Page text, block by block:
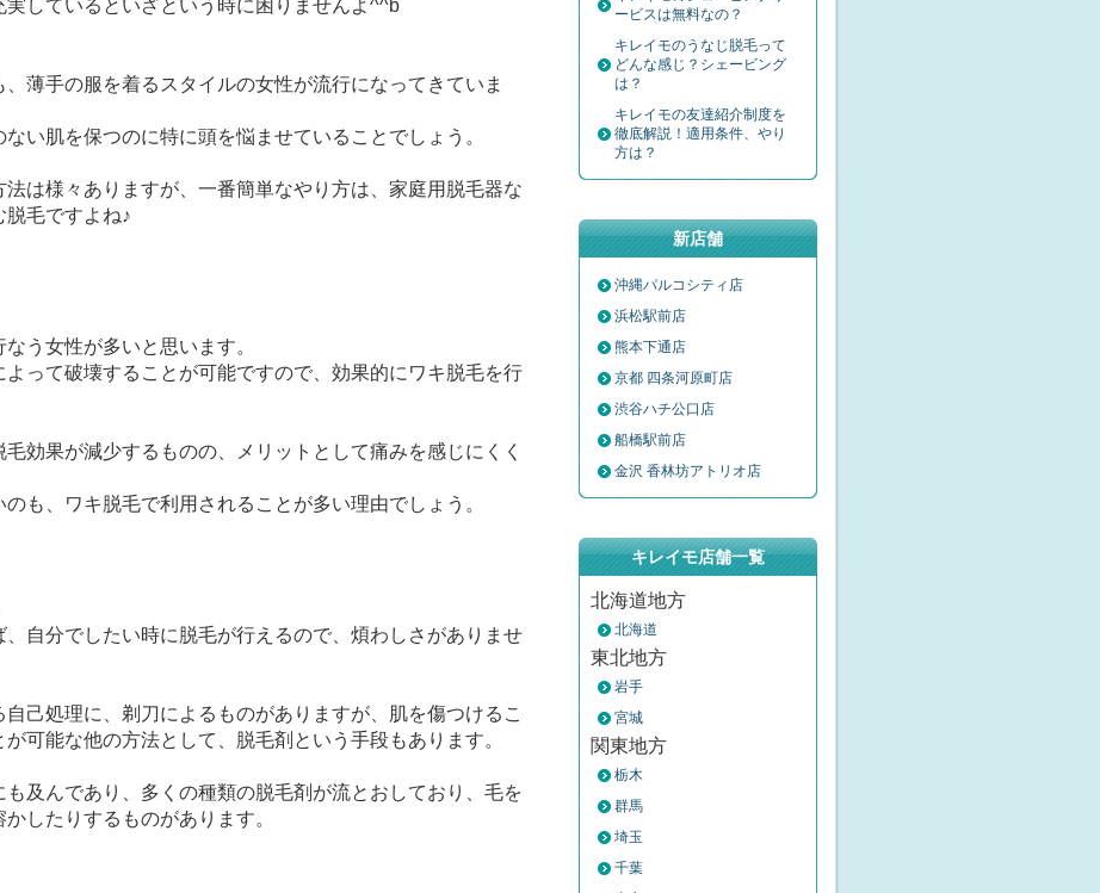
実しているといざという時に困りませんよ^^b
薄手の服を着るスタイルの女性が流行になってきていま
い肌を保つのに特に頭を悩ませていることでしょう。
法は様々ありますが、一番簡単なやり方は、家庭用脱毛器な
脱毛ですよね♪
う女性が多いと思います。
よって破壊することが可能ですので、効果的にワキ脱毛を行
効果が減少するものの、メリットとして痛みを感じにくく
も、ワキ脱毛で利用されることが多い理由でしょう。
、自分でしたい時に脱毛が行えるので、煩わしさがありませ
己処理に、剃刀によるものがありますが、肌を傷つけるこ
可能な他の方法として、脱毛剤という手段もあります。
及んであり、多くの種類の脱毛剤が流とおしており、毛を
したりするものがあります。
ービスは無料なの？
キレイモのうなじ脱毛って
どんな感じ？シェービング
は？
キレイモの友達紹介制度を
徹底解説！適用条件、やり
方は？
新店舗
沖縄パルコシティ店
浜松駅前店
熊本下通店
京都 四条河原町店
渋谷ハチ公口店
船橋駅前店
金沢 香林坊アトリオ店
キレイモ店舗一覧
北海道地方
北海道
東北地方
岩手
宮城
関東地方
栃木
群馬
埼玉
千葉